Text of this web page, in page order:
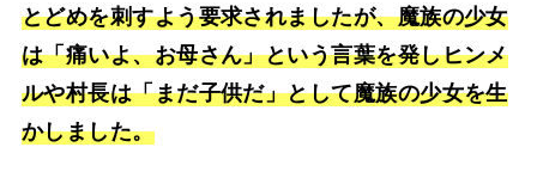
とどめを刺すよう要求されましたが、魔族の少女
は「痛いよ、お母さん」という言葉を発しヒンメ
ルや村長は「まだ子供だ」として魔族の少女を生
かしました。